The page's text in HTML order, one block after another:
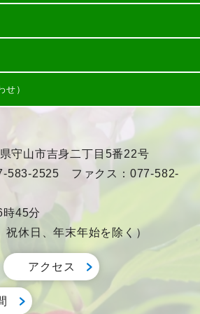
）
守山市吉身二丁目5番22号
583-2525 ファクス：077-582-
時45分
祝休日、年末年始を除く）
アクセス